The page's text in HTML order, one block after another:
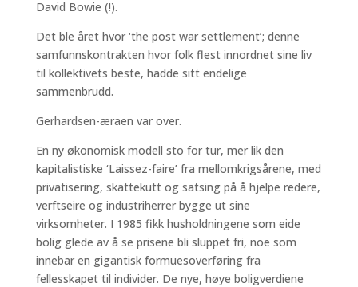
David Bowie (!).
Det ble året hvor ‘the post war settlement’; denne
samfunnskontrakten hvor folk flest innordnet sine liv
til kollektivets beste, hadde sitt endelige
sammenbrudd.
Gerhardsen-æraen var over.
En ny økonomisk modell sto for tur, mer lik den
kapitalistiske ‘Laissez-faire’ fra mellomkrigsårene, med
privatisering, skattekutt og satsing på å hjelpe redere,
verftseire og industriherrer bygge ut sine
virksomheter. I 1985 fikk husholdningene som eide
bolig glede av å se prisene bli sluppet fri, noe som
innebar en gigantisk formuesoverføring fra
fellesskapet til individer. De nye, høye boligverdiene